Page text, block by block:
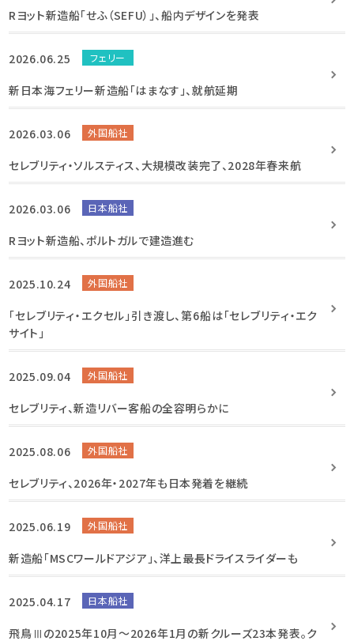
Rヨット新造船「せふ（SEFU）」、船内デザインを発表
2026.06.25 フェリー
新日本海フェリー新造船「はまなす」、就航延期
2026.03.06 外国船社
セレブリティ・ソルスティス、大規模改装完了、2028年春来航
2026.03.06 日本船社
Rヨット新造船、ポルトガルで建造進む
2025.10.24 外国船社
「セレブリティ・エクセル」引き渡し、第6船は「セレブリティ・エク
サイト」
2025.09.04 外国船社
セレブリティ、新造リバー客船の全容明らかに
2025.08.06 外国船社
セレブリティ、2026年・2027年も日本発着を継続
2025.06.19 外国船社
新造船「MSCワールドアジア」、洋上最長ドライスライダーも
2025.04.17 日本船社
飛鳥Ⅲの2025年10月～2026年1月の新クルーズ23本発表。ク